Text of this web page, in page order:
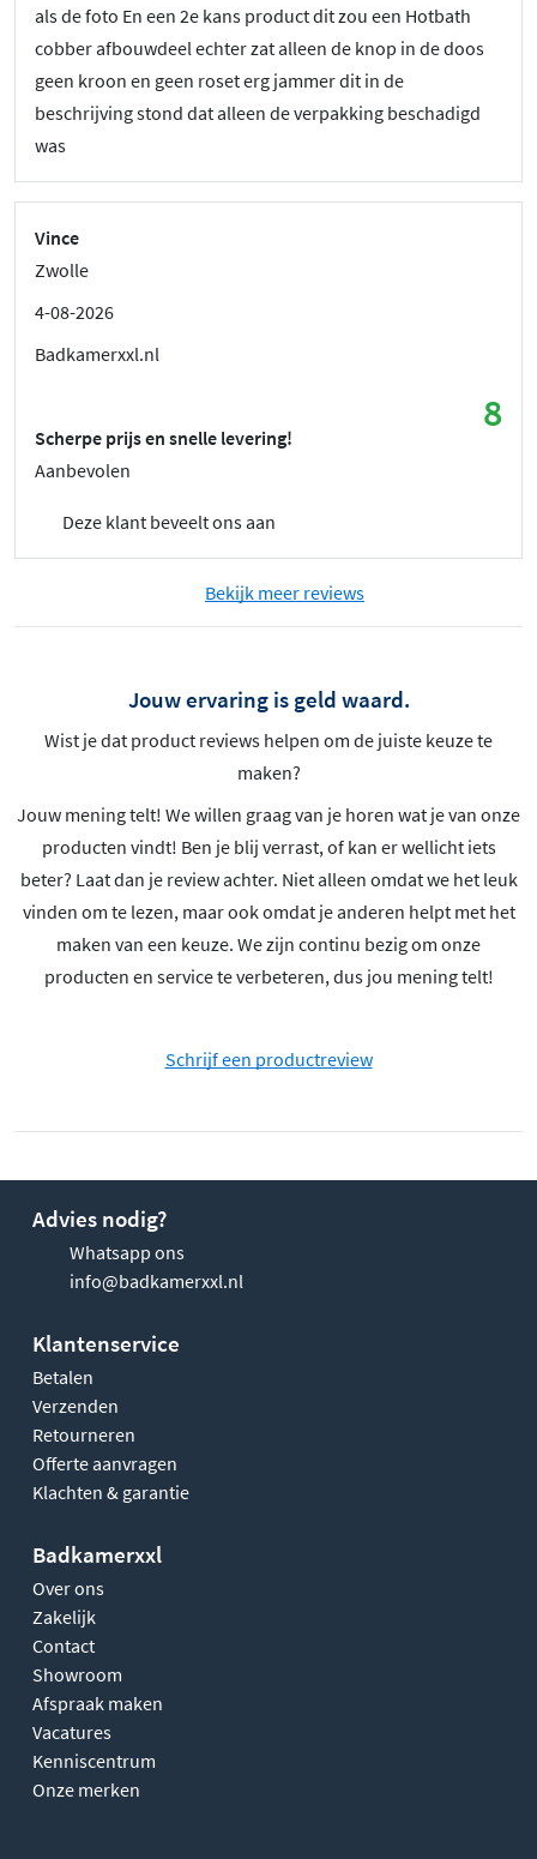
als de foto En een 2e kans product dit zou een Hotbath
cobber afbouwdeel echter zat alleen de knop in de doos
geen kroon en geen roset erg jammer dit in de
beschrijving stond dat alleen de verpakking beschadigd
was
Vince
Zwolle
4-08-2026
Badkamerxxl.nl
8
Scherpe prijs en snelle levering!
Aanbevolen
Deze klant beveelt ons aan
Bekijk meer reviews
Jouw ervaring is geld waard.
Wist je dat product reviews helpen om de juiste keuze te
maken?
Jouw mening telt! We willen graag van je horen wat je van onze
producten vindt! Ben je blij verrast, of kan er wellicht iets
beter? Laat dan je review achter. Niet alleen omdat we het leuk
vinden om te lezen, maar ook omdat je anderen helpt met het
maken van een keuze. We zijn continu bezig om onze
producten en service te verbeteren, dus jou mening telt!
Schrijf een productreview
Advies nodig?
Whatsapp ons
info@badkamerxxl.nl
Klantenservice
Betalen
Verzenden
Retourneren
Offerte aanvragen
Klachten & garantie
Badkamerxxl
Over ons
Zakelijk
Contact
Showroom
Afspraak maken
Vacatures
Kenniscentrum
Onze merken